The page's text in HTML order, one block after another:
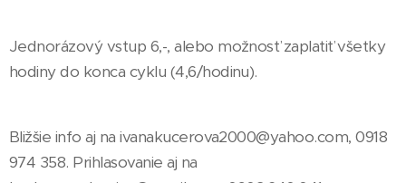
Jednorázový vstup 6,-, alebo možnosť zaplatiť všetky
hodiny do konca cyklu (4,6/hodinu).
Bližšie info aj na ivanakucerova2000@yahoo.com, 0918
974 358. Prihlasovanie aj na